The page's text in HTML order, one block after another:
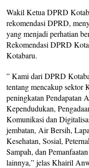
Wakil Ketua DPRD
rekomendasi DPRD,
yang menjadi perhatian
Rekomendasi DPRD
Kotabaru.
” Kami dari DPRD
tentang mencakup sektor
peningkatan Pendapatan
Kependudukan,
Komunikasi dan
jembatan, Air Bersih,
Kesehatan, Sosial,
Sampah, dan
lainnya,” jelas Khairil